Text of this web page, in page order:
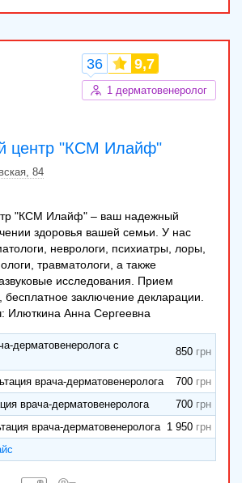
центр "КСМ Илайф"
36 9,7
1 дерматовенеролог
84
"КСМ Илайф" – ваш надежный
здоровья вашей семьи. У нас
неврологи, психиатры, лоры,
травматологи, а также
исследования. Прием
заключение декларации.
Илюткина Анна Сергеевна
дерматовенеролога с
850
врача-дерматовенеролога
700
врача-дерматовенеролога
700
врача-дерматовенеролога 1 950